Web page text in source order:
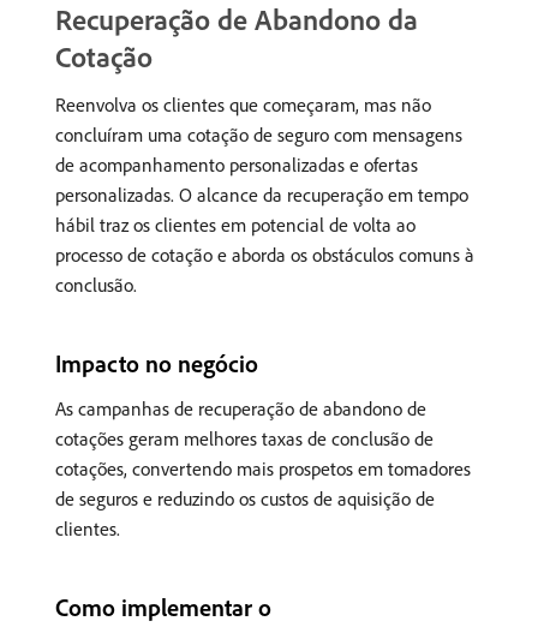
Recuperação de Abandono da
Cotação
Reenvolva os clientes que começaram, mas não
concluíram uma cotação de seguro com mensagens
de acompanhamento personalizadas e ofertas
personalizadas. O alcance da recuperação em tempo
hábil traz os clientes em potencial de volta ao
processo de cotação e aborda os obstáculos comuns à
conclusão.
Impacto no negócio
As campanhas de recuperação de abandono de
cotações geram melhores taxas de conclusão de
cotações, convertendo mais prospetos em tomadores
de seguros e reduzindo os custos de aquisição de
clientes.
Como implementar o